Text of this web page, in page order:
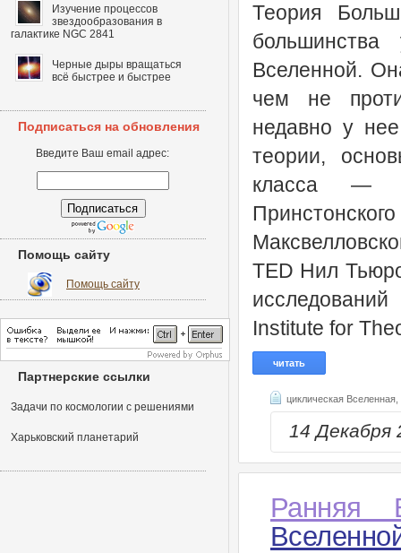
Теория
Вселенной.
чем не
недавно у
теории,
класса —
TED Нил
Institute for
читать
циклическая Вселенная,
14
Ранняя
Изучение процессов
звездообразования в
галактике NGC 2841
Черные дыры вращаться
всё быстрее и быстрее
Подписаться на обновления
Введите Ваш email адрес:
Помощь сайту
Помощь сайту
Партнерские ссылки
Задачи по космологии с решениями
Харьковский планетарий